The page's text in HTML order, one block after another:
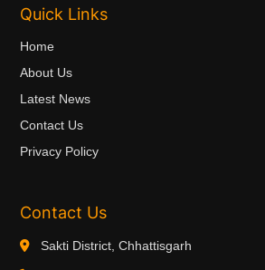
Quick Links
Home
About Us
Latest News
Contact Us
Privacy Policy
Contact Us
Sakti District, Chhattisgarh